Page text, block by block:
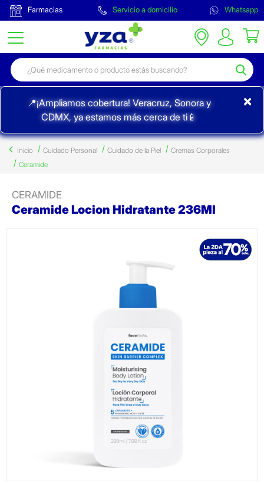
Farmacias Servicio a domicilio Whatsapp
📍¡Ampliamos cobertura! Veracruz, Sonora y
CDMX, ya estamos más cerca de ti📱
×
Inicio Cuidado Personal Cuidado de la Piel
Cremas Corporales
Ceramide
CERAMIDE
Ceramide Locion Hidratante 236Ml